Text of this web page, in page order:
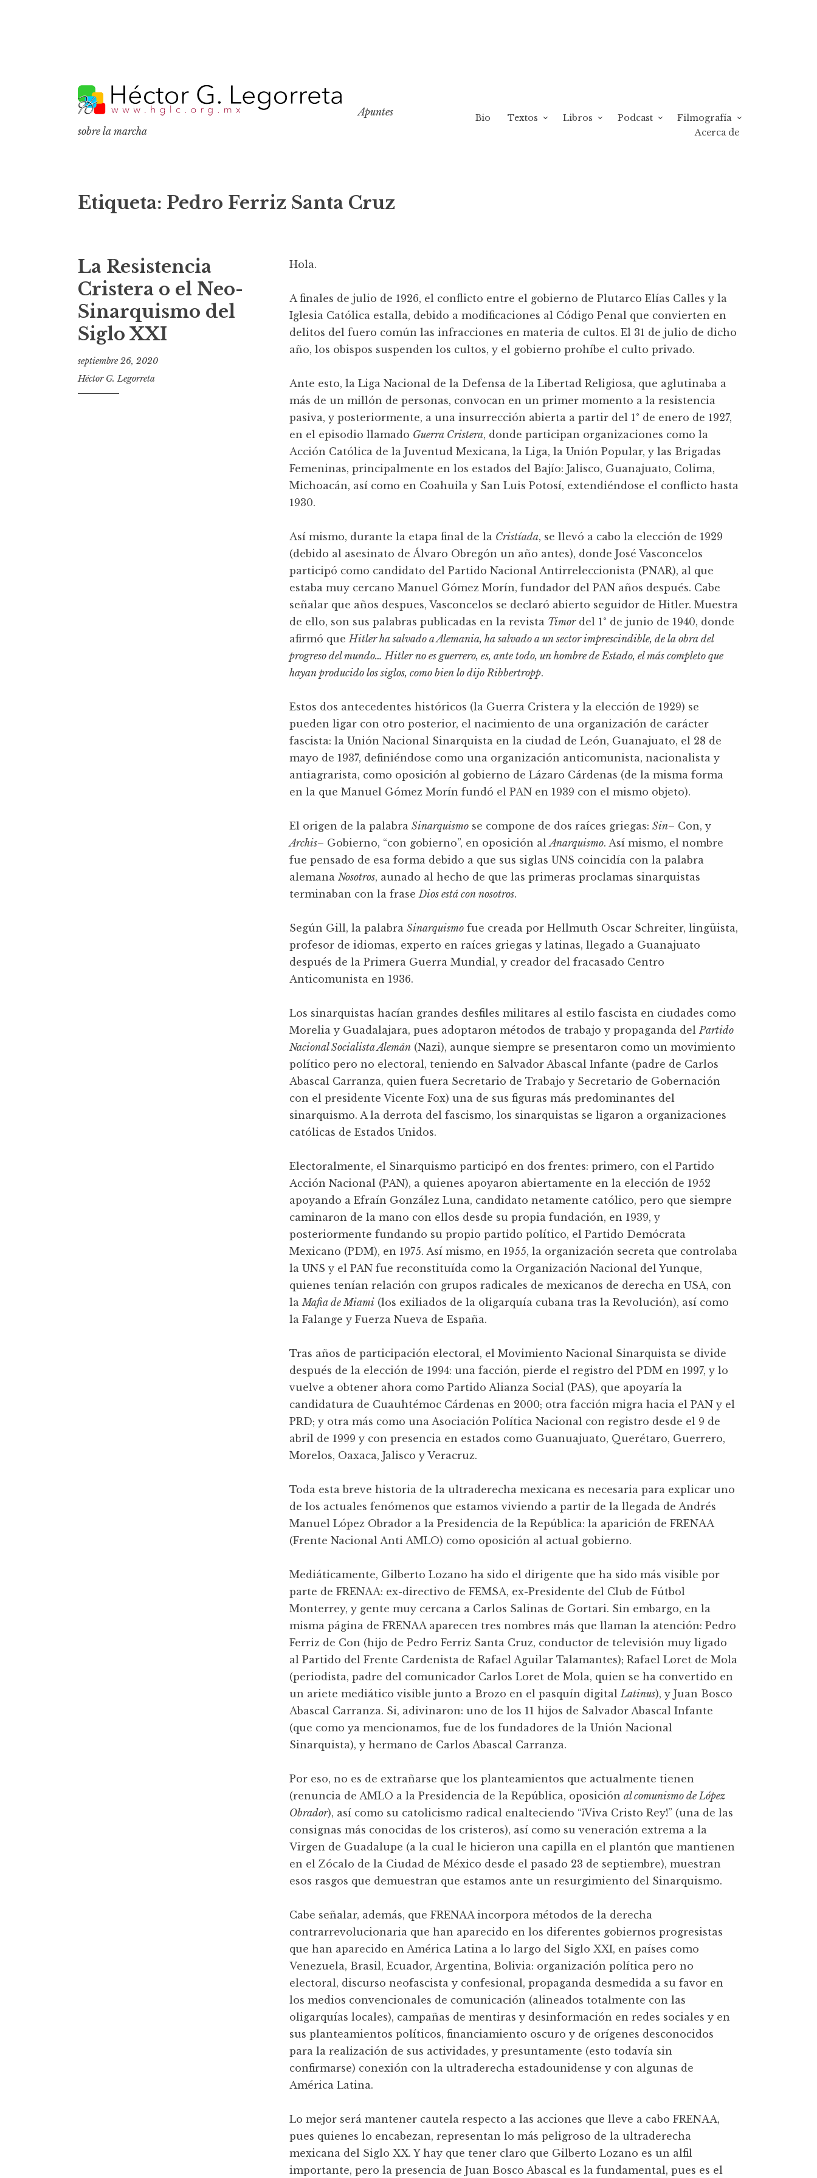
k
i
p
o
n
n
t
Apuntes
sobre la marcha
Bio Textos Libros Podcast
Filmografía
Acerca de
Etiqueta: Pedro Ferriz Santa Cruz
La Resistencia
Cristera o el Neo-
Sinarquismo del
Siglo XXI
septiembre 26, 2020
Héctor G. Legorreta
Hola.
A finales de julio de 1926, el conflicto entre el gobierno de Plutarco Elías Calles y la
Iglesia Católica estalla, debido a modificaciones al Código Penal que convierten en
delitos del fuero común las infracciones en materia de cultos. El 31 de julio de dicho
año, los obispos suspenden los cultos, y el gobierno prohíbe el culto privado.
Ante esto, la Liga Nacional de la Defensa de la Libertad Religiosa, que aglutinaba a
más de un millón de personas, convocan en un primer momento a la resistencia
pasiva, y posteriormente, a una insurrección abierta a partir del 1° de enero de 1927,
en el episodio llamado Guerra Cristera, donde participan organizaciones como la
Acción Católica de la Juventud Mexicana, la Liga, la Unión Popular, y las Brigadas
Femeninas, principalmente en los estados del Bajío: Jalisco, Guanajuato, Colima,
Michoacán, así como en Coahuila y San Luis Potosí, extendiéndose el conflicto hasta
1930.
Así mismo, durante la etapa final de la Cristíada, se llevó a cabo la elección de 1929
(debido al asesinato de Álvaro Obregón un año antes), donde José Vasconcelos
participó como candidato del Partido Nacional Antirreleccionista (PNAR), al que
estaba muy cercano Manuel Gómez Morín, fundador del PAN años después. Cabe
señalar que años despues, Vasconcelos se declaró abierto seguidor de Hitler. Muestra
de ello, son sus palabras publicadas en la revista Timordel 1° de junio de 1940, donde
afirmó queHitler ha salvado a Alemania, ha salvado a un sector imprescindible, de la obra del
progreso del mundo… Hitler no es guerrero, es, ante todo, un hombre de Estado, el más completo que
hayan producido los siglos, como bien lo dijo Ribbertropp.
Estos dos antecedentes históricos (la Guerra Cristera y la elección de 1929) se
pueden ligar con otro posterior, el nacimiento de una organización de carácter
fascista: la Unión Nacional Sinarquista en la ciudad de León, Guanajuato, el 28 de
mayo de 1937, definiéndose como una organización anticomunista, nacionalista y
antiagrarista, como oposición al gobierno de Lázaro Cárdenas (de la misma forma
en la que Manuel Gómez Morín fundó el PAN en 1939 con el mismo objeto).
El origen de la palabraSinarquismo se compone de dos raíces griegas:Sin– Con, y
Archis– Gobierno, “con gobierno”, en oposición alAnarquismo. Así mismo, el nombre
fue pensado de esa forma debido a que sus siglas UNS coincidía con la palabra
alemanaNosotros, aunado al hecho de que las primeras proclamas sinarquistas
terminaban con la fraseDios está con nosotros.
Según Gill, la palabraSinarquismo fue creada por Hellmuth Oscar Schreiter, lingüista,
profesor de idiomas, experto en raíces griegas y latinas, llegado a Guanajuato
después de la Primera Guerra Mundial, y creador del fracasado Centro
Anticomunista en 1936.
Los sinarquistas hacían grandes desfiles militares al estilo fascista en ciudades como
Morelia y Guadalajara, pues adoptaron métodos de trabajo y propaganda delPartido
Nacional Socialista Alemán (Nazi), aunque siempre se presentaron como un movimiento
político pero no electoral, teniendo en Salvador Abascal Infante (padre de Carlos
Abascal Carranza, quien fuera Secretario de Trabajo y Secretario de Gobernación
con el presidente Vicente Fox) una de sus figuras más predominantes del
sinarquismo. A la derrota del fascismo, los sinarquistas se ligaron a organizaciones
católicas de Estados Unidos.
Electoralmente, el Sinarquismo participó en dos frentes: primero, con el Partido
Acción Nacional (PAN), a quienes apoyaron abiertamente en la elección de 1952
apoyando a Efraín González Luna, candidato netamente católico, pero que siempre
caminaron de la mano con ellos desde su propia fundación, en 1939, y
posteriormente fundando su propio partido político, el Partido Demócrata
Mexicano (PDM), en 1975. Así mismo, en 1955, la organización secreta que controlaba
la UNS y el PAN fue reconstituída como la Organización Nacional del Yunque,
quienes tenían relación con grupos radicales de mexicanos de derecha en USA, con
laMafia de Miami (los exiliados de la oligarquía cubana tras la Revolución), así como
la Falange y Fuerza Nueva de España.
Tras años de participación electoral, el Movimiento Nacional Sinarquista se divide
después de la elección de 1994: una facción, pierde el registro del PDM en 1997, y lo
vuelve a obtener ahora como Partido Alianza Social (PAS), que apoyaría la
candidatura de Cuauhtémoc Cárdenas en 2000; otra facción migra hacia el PAN y el
PRD; y otra más como una Asociación Política Nacional con registro desde el 9 de
abril de 1999 y con presencia en estados como Guanuajuato, Querétaro, Guerrero,
Morelos, Oaxaca, Jalisco y Veracruz.
Toda esta breve historia de la ultraderecha mexicana es necesaria para explicar uno
de los actuales fenómenos que estamos viviendo a partir de la llegada de Andrés
Manuel López Obrador a la Presidencia de la República: la aparición de FRENAA
(Frente Nacional Anti AMLO) como oposición al actual gobierno.
Mediáticamente, Gilberto Lozano ha sido el dirigente que ha sido más visible por
parte de FRENAA: ex-directivo de FEMSA, ex-Presidente del Club de Fútbol
Monterrey, y gente muy cercana a Carlos Salinas de Gortari. Sin embargo, en la
misma página de FRENAA aparecen tres nombres más que llaman la atención: Pedro
Ferriz de Con (hijo de Pedro Ferriz Santa Cruz, conductor de televisión muy ligado
al Partido del Frente Cardenista de Rafael Aguilar Talamantes); Rafael Loret de Mola
(periodista, padre del comunicador Carlos Loret de Mola, quien se ha convertido en
un ariete mediático visible junto a Brozo en el pasquín digitalLatinus), y Juan Bosco
Abascal Carranza. Si, adivinaron: uno de los 11 hijos de Salvador Abascal Infante
(que como ya mencionamos, fue de los fundadores de la Unión Nacional
Sinarquista), y hermano de Carlos Abascal Carranza.
Por eso, no es de extrañarse que los planteamientos que actualmente tienen
(renuncia de AMLO a la Presidencia de la República, oposiciónal comunismo de López
Obrador), así como su catolicismo radical enalteciendo “¡Viva Cristo Rey!” (una de las
consignas más conocidas de los cristeros), así como su veneración extrema a la
Virgen de Guadalupe (a la cual le hicieron una capilla en el plantón que mantienen
en el Zócalo de la Ciudad de México desde el pasado 23 de septiembre), muestran
esos rasgos que demuestran que estamos ante un resurgimiento del Sinarquismo.
Cabe señalar, además, que FRENAA incorpora métodos de la derecha
contrarrevolucionaria que han aparecido en los diferentes gobiernos progresistas
que han aparecido en América Latina a lo largo del Siglo XXI, en países como
Venezuela, Brasil, Ecuador, Argentina, Bolivia: organización política pero no
electoral, discurso neofascista y confesional, propaganda desmedida a su favor en
los medios convencionales de comunicación (alineados totalmente con las
oligarquías locales), campañas de mentiras y desinformación en redes sociales y en
sus planteamientos políticos, financiamiento oscuro y de orígenes desconocidos
para la realización de sus actividades, y presuntamente (esto todavía sin
confirmarse) conexión con la ultraderecha estadounidense y con algunas de
América Latina.
Lo mejor será mantener cautela respecto a las acciones que lleve a cabo FRENAA,
pues quienes lo encabezan, representan lo más peligroso de la ultraderecha
mexicana del Siglo XX. Y hay que tener claro que Gilberto Lozano es un alfil
importante, pero la presencia de Juan Bosco Abascal es la fundamental, pues es el